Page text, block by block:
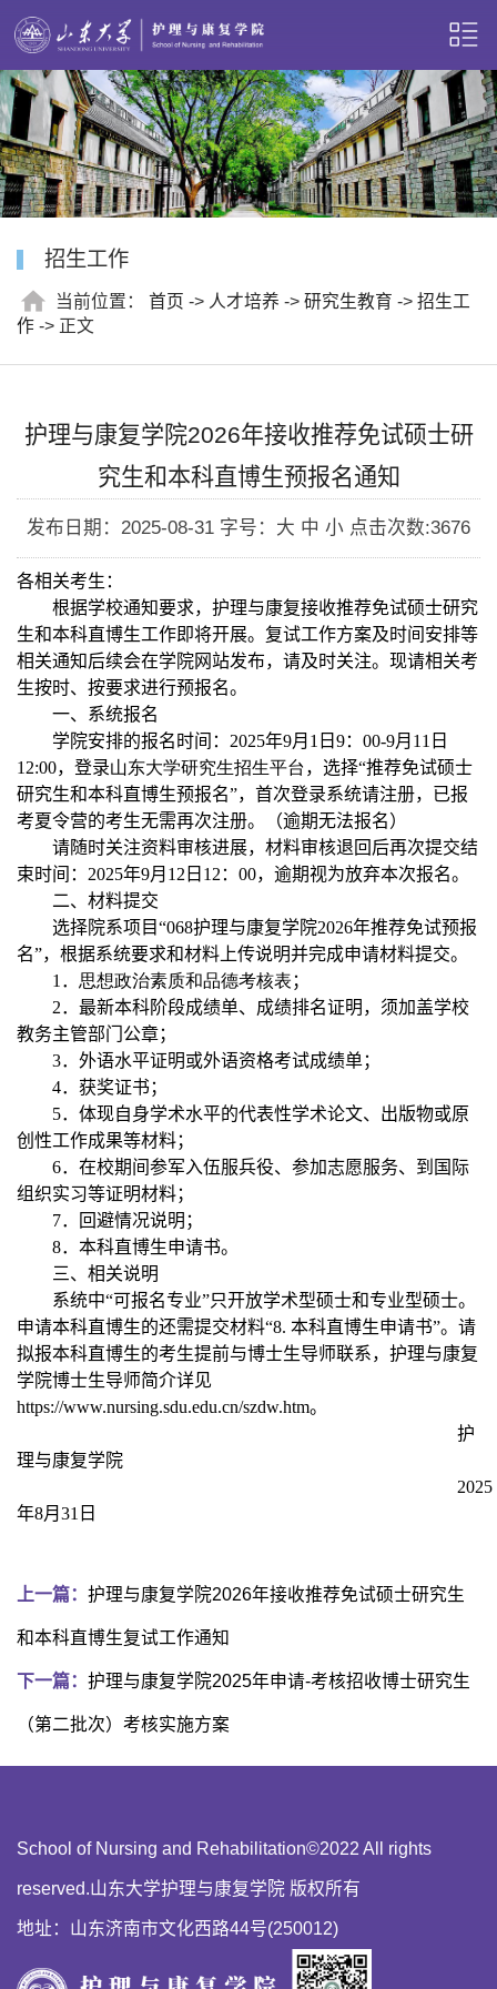
招生工作
当前位置： 首页 -> 人才培养 -> 研究生教育 -> 招生工
作 -> 正文
护理与康复学院2026年接收推荐免试硕士研
究生和本科直博生预报名通知
发布日期：2025-08-31 字号：大 中 小 点击次数:3676
各相关考生：
根据学校通知要求，护理与康复接收推荐免试硕士研究
生和本科直博生工作即将开展。复试工作方案及时间安排等
相关通知后续会在学院网站发布，请及时关注。现请相关考
生按时、按要求进行预报名。
一、系统报名
学院安排的报名时间： 2025年9月 1 日 9： 00-9月 11 日
12:00，登录山东大学研究生招生平台 ，选择“推荐免试硕士
研究生和本科直博生预报名”，首次登录系统请注册，已报
考夏令营的考生无需再次注册。（逾期无法报名）
请随时关注资料审核进展，材料审核退回后再次提交结
束时间： 2025年9月 12 日 12 ： 00，逾期视为放弃本次报名。
二、材料提交
选择院系项目“068护理与康复学院2026年推荐免试预报
名”，根据系统要求和材料上传说明并完成申请材料提交。
1 ． 思想政治素质和品德考核表 ；
2．最新本科阶段成绩单、成绩排名证明，须加盖学校
教务主管部门公章；
3．外语水平证明或外语资格考试成绩单；
4．获奖证书；
5．体现自身学术水平的代表性学术论文、出版物或原
创性工作成果等材料；
6．在校期间参军入伍服兵役、参加志愿服务、到国际
组织实习等证明材料；
7．回避情况说明；
8．本科直博生申请书。
三、相关说明
系统中“可报名专业”只开放学术型硕士和专业型硕士。
申请本科直博生的还需提交材料“8. 本科直博生申请书”。请
拟报本科直博生的考生提前与博士生导师联系，护理与康复
学院博士生导师简介详见
https://www.nursing.sdu.edu.cn/szdw.htm。
护
理与康复学院
2025
年8月 31 日
上一篇： 护理与康复学院2026年接收推荐免试硕士研究生
和本科直博生复试工作通知
下一篇： 护理与康复学院2025年申请-考核招收博士研究生
（第二批次）考核实施方案
School of Nursing and Rehabilitation©2022 All rights
reserved.山东大学护理与康复学院 版权所有
地址：山东济南市文化西路44号(250012)